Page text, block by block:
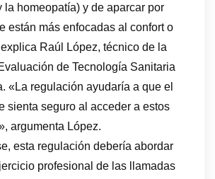
la homeopatía) y de aparcar por
están más enfocadas al confort o
Raúl López, técnico de la
de Tecnología Sanitaria
«La regulación ayudaría a que el
sienta seguro al acceder a estos
argumenta López.
esta regulación debería abordar
profesional de las llamadas